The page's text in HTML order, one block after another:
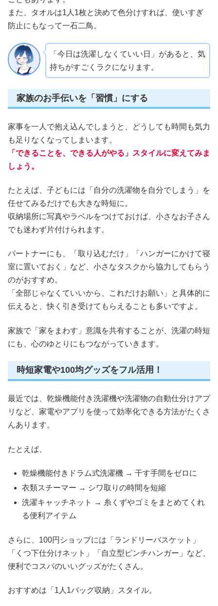
また、タオルは1人1枚と決めて色分けすれば、使いすぎ
防止にもなって一石二鳥。
「今日は洗濯しなくていい日」があると、気
持ちがすごくラクになります。
家族のお手伝いを「習慣」にする
家事を一人で抱え込んでしまうと、どうしても時間も気力
も足りなくなってしまいます。
「できることを、できる人がやる」スタイルに変えてみま
しょう。
たとえば、子どもには「自分の洗濯物を自分でしまう」を
任せてみるだけでも大きな時短に。
収納場所に写真やラベルをつけておけば、小さなお子さん
でも迷わず片付けられます。
パートナーにも、「取り込むだけ」「ハンガーにかけて寝
室に置いておく」など、小さなタスクから協力してもらう
のがおすすめ。
「全部じゃなくていいから、これだけお願い」と具体的に
伝えると、快く引き受けてもらえることも多いですよ。
家族で「家をまわす」意識を共有することが、洗濯の時短
にも、心のゆとりにもつながっていきます。
時短家電や100均グッズをフル活用！
最近では、乾燥機能付き洗濯機や洗濯物の自動仕分けアプ
リなど、家電やアプリを使って効率化できる方法がたくさ
んあります。
たとえば、
乾燥機能付きドラム式洗濯機 → 干す手間をゼロに
衣類スチーマー → シワ取りの時間を短縮
洗濯キャッチネット → 糸くずやゴミをまとめてくれ
る便利アイテム
さらに、100円ショップには「ランドリーバスケット」
「くつ下仕分けネット」「自立型ピンチハンガー」など、
便利でコスパのいいグッズがたくさん。
おすすめは「1人1バッグ収納」スタイル。